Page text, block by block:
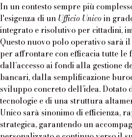
In un contesto sempre più
l'esigenza di un Ufficio Unicoin
integrato e risolutivo per cittadini,
Questo nuovo polo operativo sarà
per affrontare con efficacia tutte le
dall’accesso ai fondi alla gestione
bancari, dalla semplificazione
sviluppo concreto dell’idea. Dotato
tecnologie e di una struttura
Unico sarà sinonimo di efficienza,
strategica, garantendo un